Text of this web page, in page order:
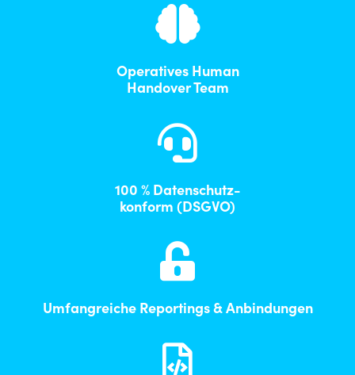
Oper­a­tives Human
Han­dover Team
100 % Daten­schutz-
kon­form (DSGVO)
Umfan­gre­iche Report­ings & Anbindungen